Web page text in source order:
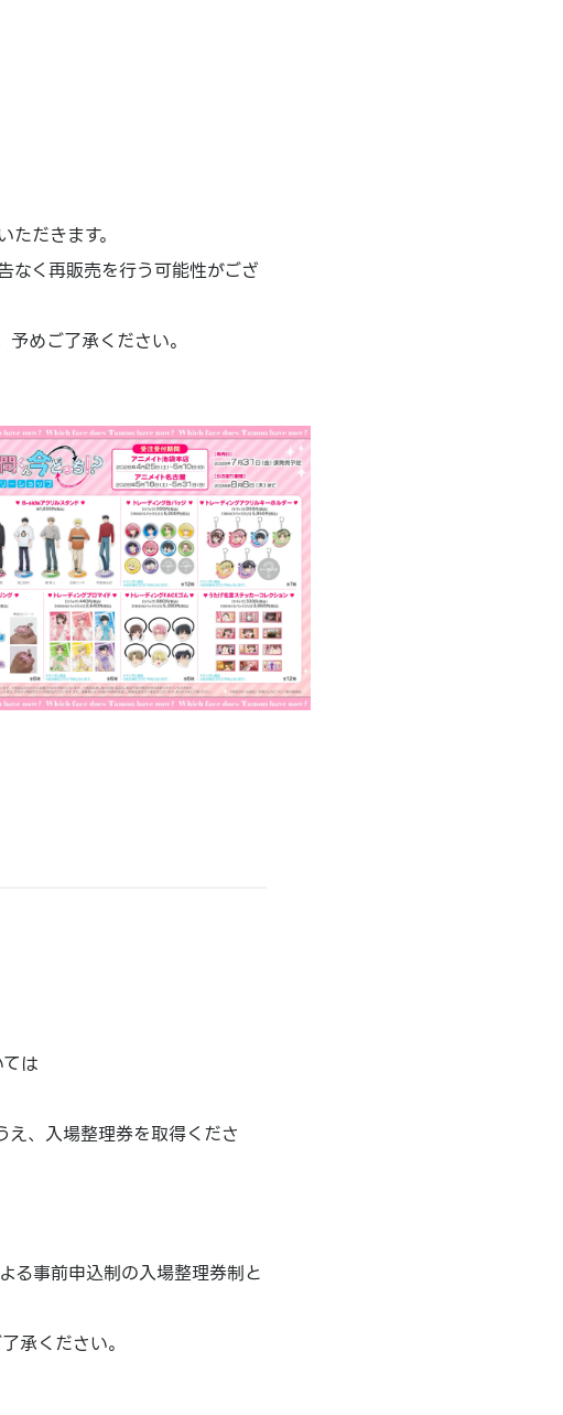
だきます。
なく再販売を行う可能性がござ
めご了承ください。
は
、入場整理券を取得くださ
事前申込制の入場整理券制と
承ください。